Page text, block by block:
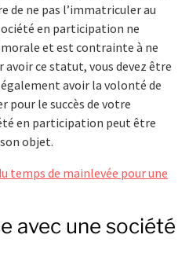
de ne pas l’immatriculer au
en participation ne
et est contrainte à ne
avoir ce statut, vous devez être
avoir la volonté de
pour le succès de votre
en participation peut être
objet.
temps de mainlevée pour une
avec une société